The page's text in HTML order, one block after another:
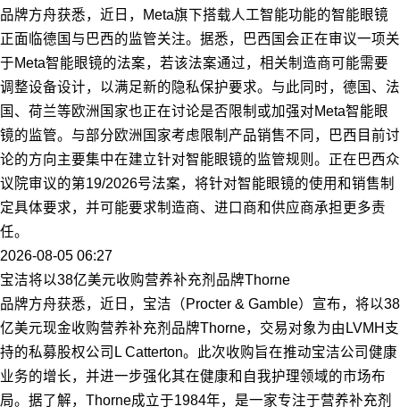
品牌方舟获悉，近日，Meta旗下搭载人工智能功能的智能眼镜
正面临德国与巴西的监管关注。据悉，巴西国会正在审议一项关
于Meta智能眼镜的法案，若该法案通过，相关制造商可能需要
调整设备设计，以满足新的隐私保护要求。与此同时，德国、法
国、荷兰等欧洲国家也正在讨论是否限制或加强对Meta智能眼
镜的监管。与部分欧洲国家考虑限制产品销售不同，巴西目前讨
论的方向主要集中在建立针对智能眼镜的监管规则。正在巴西众
议院审议的第19/2026号法案，将针对智能眼镜的使用和销售制
定具体要求，并可能要求制造商、进口商和供应商承担更多责
任。
2026-08-05 06:27
宝洁将以38亿美元收购营养补充剂品牌Thorne
品牌方舟获悉，近日，宝洁（Procter & Gamble）宣布，将以38
亿美元现金收购营养补充剂品牌Thorne，交易对象为由LVMH支
持的私募股权公司L Catterton。此次收购旨在推动宝洁公司健康
业务的增长，并进一步强化其在健康和自我护理领域的市场布
局。据了解，Thorne成立于1984年，是一家专注于营养补充剂